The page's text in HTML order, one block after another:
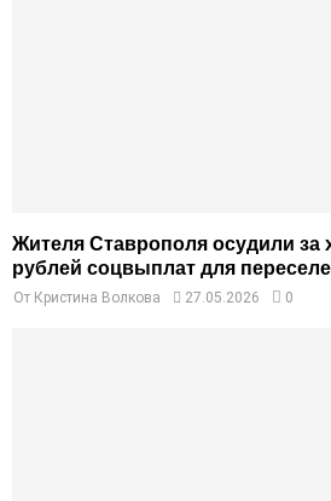
Жителя Ставрополя осудили за
рублей соцвыплат для
От Кристина Волкова 27.05.2026 0